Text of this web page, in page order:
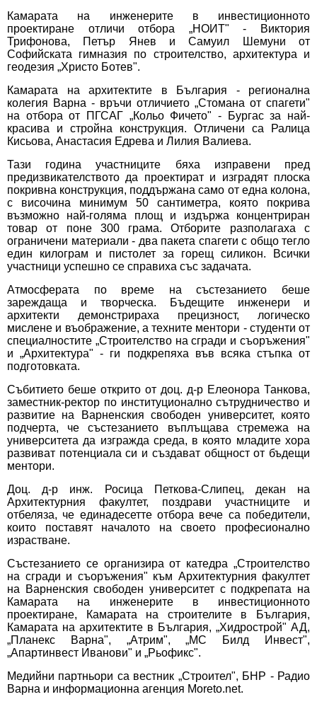
Камарата на инженерите в инвестиционното
проектиране отличи отбора „НОИТ" - Виктория
Трифонова, Петър Янев и Самуил Шемуни от
Софийската гимназия по строителство, архитектура и
геодезия „Христо Ботев".
Камарата на архитектите в България - регионална
колегия Варна - връчи отличието „Стомана от спагети"
на отбора от ПГСАГ „Кольо Фичето" - Бургас за най-
красива и стройна конструкция. Отличени са Ралица
Кисьова, Анастасия Едрева и Лилия Валиева.
Тази година участниците бяха изправени пред
предизвикателството да проектират и изградят плоска
покривна конструкция, поддържана само от една колона,
с височина минимум 50 сантиметра, която покрива
възможно най-голяма площ и издържа концентриран
товар от поне 300 грама. Отборите разполагаха с
ограничени материали - два пакета спагети с общо тегло
един килограм и пистолет за горещ силикон. Всички
участници успешно се справиха със задачата.
Атмосферата по време на състезанието беше
зареждаща и творческа. Бъдещите инженери и
архитекти демонстрираха прецизност, логическо
мислене и въображение, а техните ментори - студенти от
специалностите „Строителство на сгради и съоръжения"
и „Архитектура" - ги подкрепяха във всяка стъпка от
подготовката.
Събитието беше открито от доц. д-р Елеонора Танкова,
заместник-ректор по институционално сътрудничество и
развитие на Варненския свободен университет, която
подчерта, че състезанието въплъщава стремежа на
университета да изгражда среда, в която младите хора
развиват потенциала си и създават общност от бъдещи
ментори.
Доц. д-р инж. Росица Петкова-Слипец, декан на
Архитектурния факултет, поздрави участниците и
отбеляза, че единадесетте отбора вече са победители,
които поставят началото на своето професионално
израстване.
Състезанието се организира от катедра „Строителство
на сгради и съоръжения" към Архитектурния факултет
на Варненския свободен университет с подкрепата на
Камарата на инженерите в инвестиционното
проектиране, Камарата на строителите в България,
Камарата на архитектите в България, „Хидрострой" АД,
„Планекс Варна", „Атрим", „МС Билд Инвест",
„Апартинвест Иванови" и „Рьофикс".
Медийни партньори са вестник „Строител", БНР - Радио
Варна и информационна агенция Moreto.net.